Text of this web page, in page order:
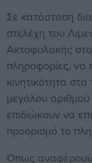
Σε κατάσταση
στελέχη του
Ακτοφυλακής
πληροφορίες, να
κινητικότητα
μεγάλου
επιδιώκουν να
προορισμό το
Όπως αναφέρουν